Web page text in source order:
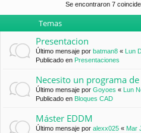
Se encontraron 7
Temas
Presentacion
Último mensaje por batman8 «
Lun
Publicado en Presentaciones
Necesito un programa
Último mensaje por Goyoes «
Lun
Publicado en Bloques CAD
Máster EDDM
Último mensaje por alexx025 « Mar